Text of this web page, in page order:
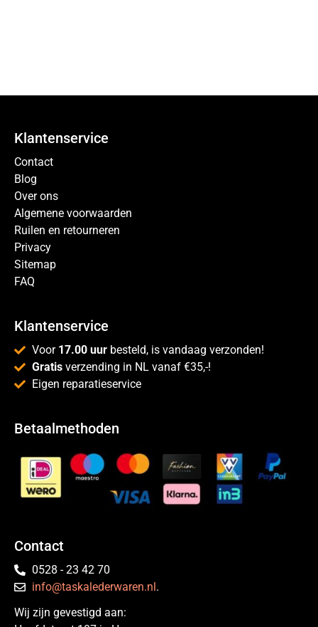
Klantenservice
Contact
Blog
Over ons
Algemene voorwaarden
Ruilen en retourneren
Privacy
Sitemap
FAQ
Klantenservice
Voor 17.00 uur besteld, is vandaag verzonden!
Gratis verzending in NL vanaf €35,-!
Eigen reparatieservice
Betaalmethoden
Contact
0528 - 23 42 70
info@taskalederwaren.nl.
Wij zijn gevestigd aan: